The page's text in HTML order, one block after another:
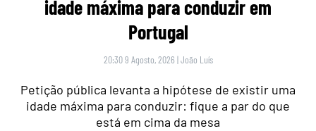
idade máxima para conduzir em
Portugal
20:30 9 Agosto, 2026 |João Luís
Petição pública levanta a hipótese de existir uma
idade máxima para conduzir: fique a par do que
está em cima da mesa